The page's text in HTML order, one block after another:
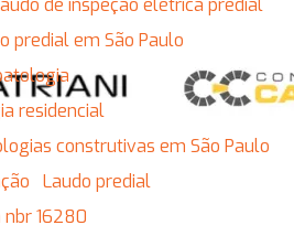
Laudo de inspeção elétrica predial
predial em São Paulo
residencial
construtivas em São Paulo
Laudo predial
nbr 16280